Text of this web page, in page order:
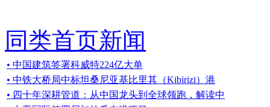
同类首页新闻
• 中国建筑签署科威特224亿大单
• 中铁大桥局中标坦桑尼亚基比里其（Kibirizi）港
• 四十年深耕管道：从中国龙头到全球领跑，解读中